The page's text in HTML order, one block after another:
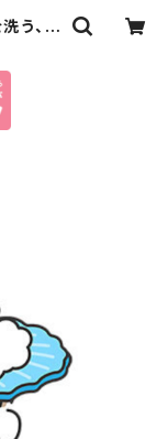
う、泣